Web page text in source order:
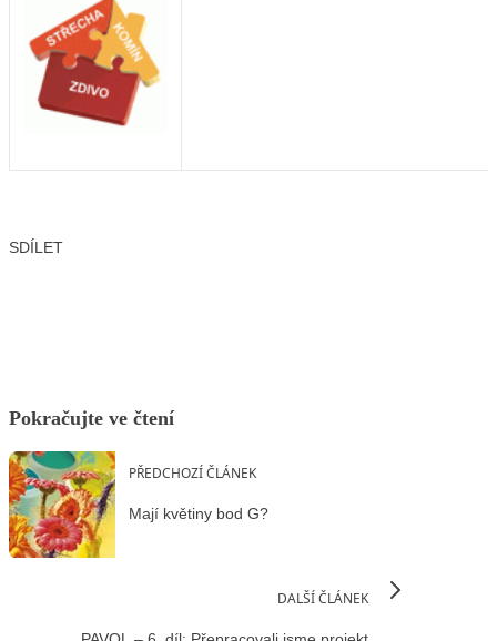
SDÍLET
Pokračujte ve čtení
PŘEDCHOZÍ ČLÁNEK
Mají květiny bod G?
DALŠÍ ČLÁNEK